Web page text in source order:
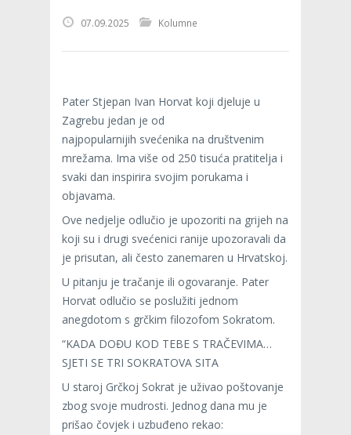
07.09.2025 Kolumne
Pater Stjepan Ivan Horvat koji djeluje u
Zagrebu jedan je od
najpopularnijih svećenika na društvenim
mrežama. Ima više od 250 tisuća pratitelja i
svaki dan inspirira svojim porukama i
objavama.
Ove nedjelje odlučio je upozoriti na grijeh na
koji su i drugi svećenici ranije upozoravali da
je prisutan, ali često zanemaren u Hrvatskoj.
U pitanju je tračanje ili ogovaranje. Pater
Horvat odlučio se poslužiti jednom
anegdotom s grčkim filozofom Sokratom.
“KADA DOĐU KOD TEBE S TRAČEVIMA…
SJETI SE TRI SOKRATOVA SITA
U staroj Grčkoj Sokrat je uživao poštovanje
zbog svoje mudrosti. Jednog dana mu je
prišao čovjek i uzbuđeno rekao: